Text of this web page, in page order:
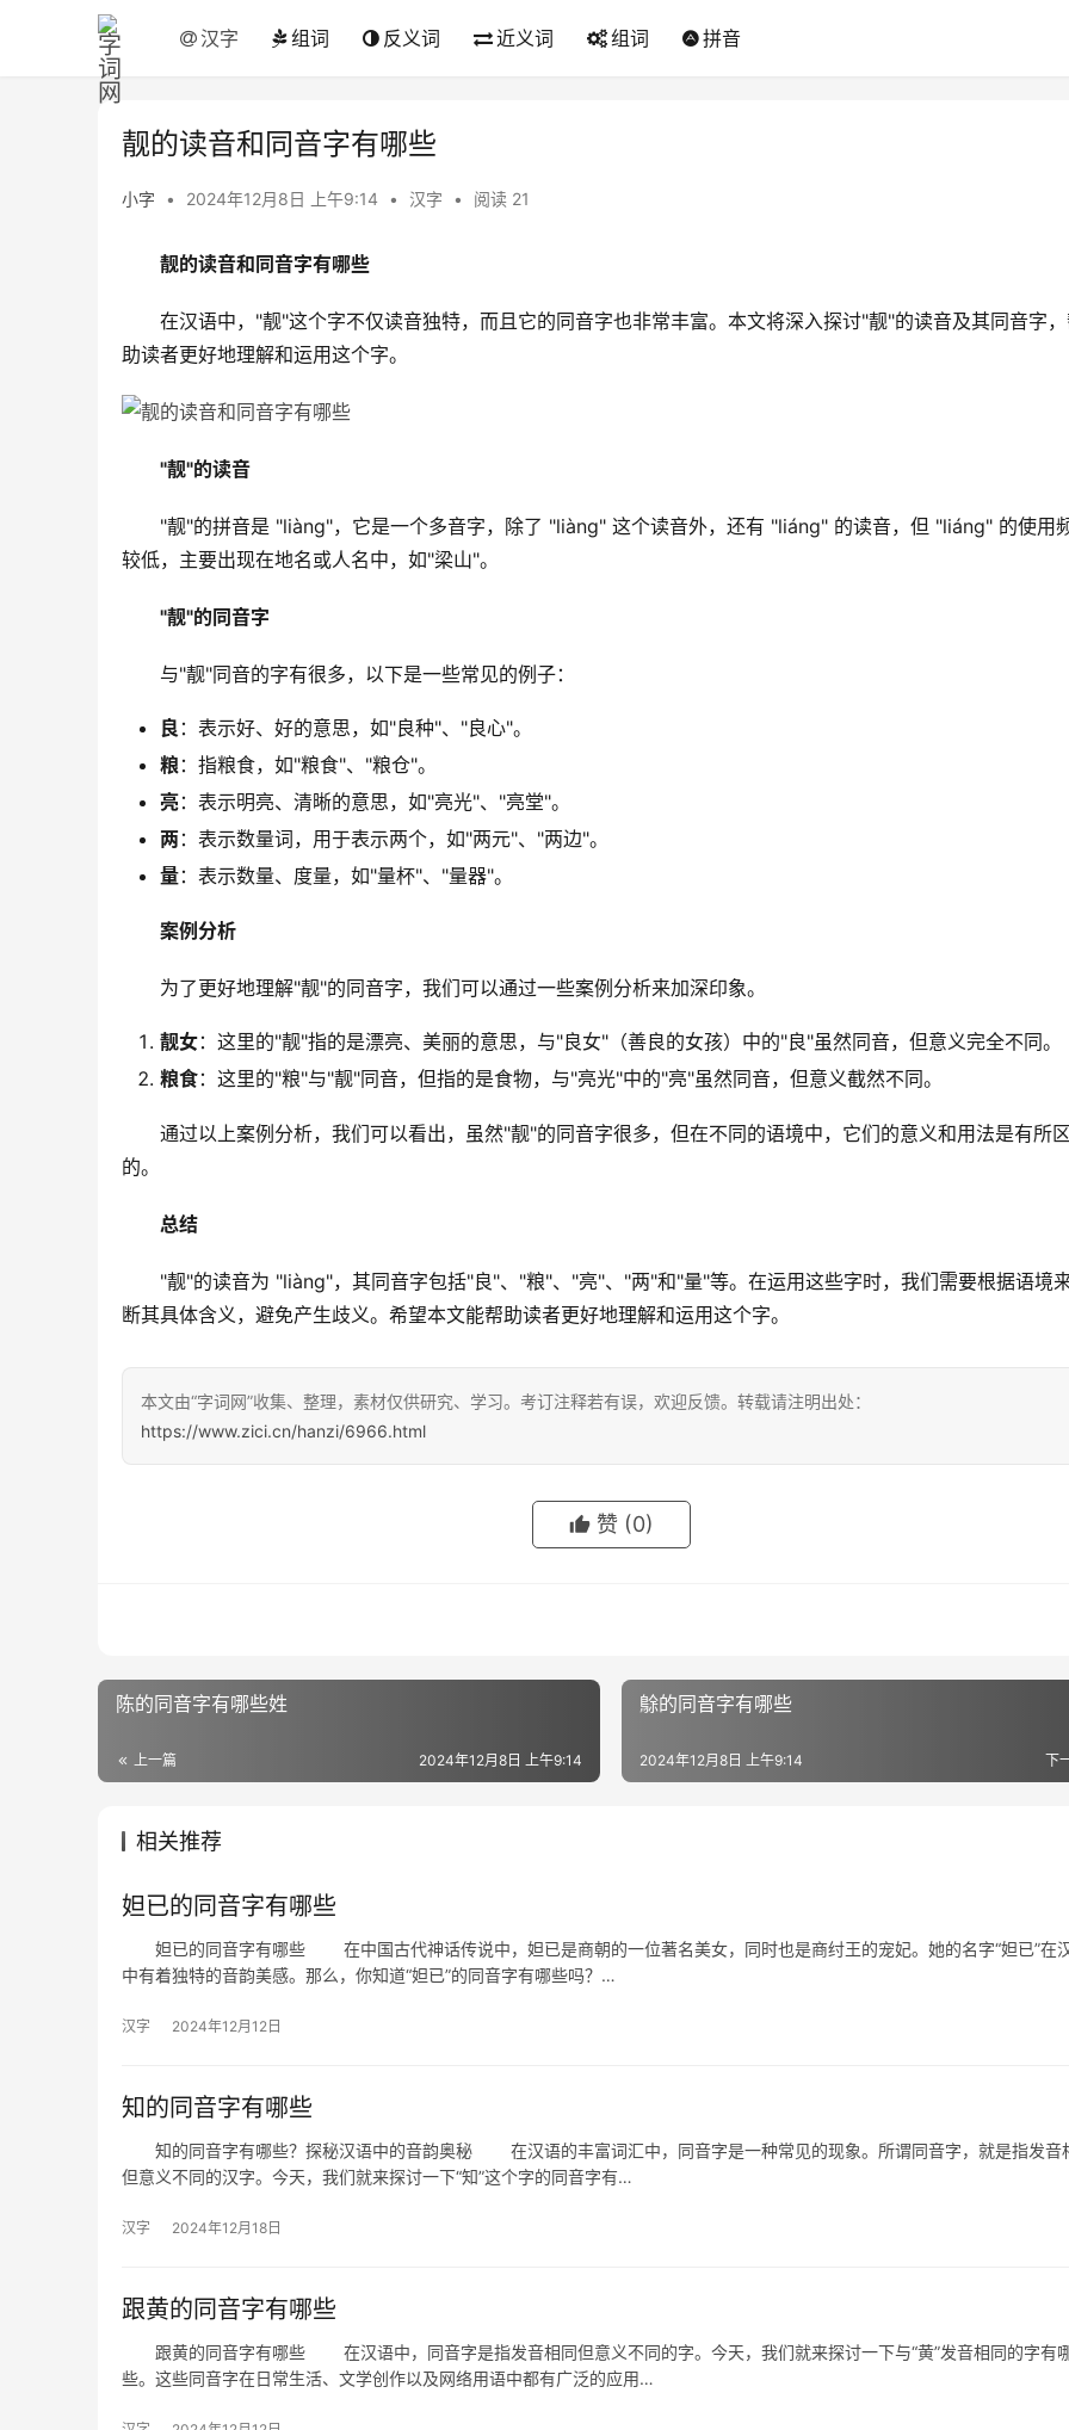
汉字 组词 反义词 近义词 组词 拼音
靓的读音和同音字有哪些
小字 • 2024年12月8日 上午9:14 • 汉字 • 阅读 21
靓的读音和同音字有哪些
在汉语中，"靓"这个字不仅读音独特，而且它的同音字也非常丰富。本文将深入探讨"靓"的读音及其同音字，
助读者更好地理解和运用这个字。
"靓"的读音
"靓"的拼音是 "liàng"，它是一个多音字，除了 "liàng" 这个读音外，还有 "liáng" 的读音，但 "liáng" 的使用
较低，主要出现在地名或人名中，如"梁山"。
"靓"的同音字
与"靓"同音的字有很多，以下是一些常见的例子：
良 ：表示好、好的意思，如"良种"、"良心"。
粮：指粮食，如"粮食"、"粮仓"。
亮：表示明亮、清晰的意思，如"亮光"、"亮堂"。
两：表示数量词，用于表示两个，如"两元"、"两边"。
量：表示数量、度量，如"量杯"、"量器"。
案例分析
为了更好地理解"靓"的同音字，我们可以通过一些案例分析来加深印象。
靓女：这里的"靓"指的是漂亮、美丽的意思，与"良女"（善良的女孩）中的"良"虽然同音，但意义完全不同。
粮食：这里的"粮"与"靓"同音，但指的是食物，与"亮光"中的"亮"虽然同音，但意义截然不同。
通过以上案例分析，我们可以看出，虽然"靓"的同音字很多，但在不同的语境中，它们的意义和用法是有所
的。
总结
"靓"的读音为 "liàng"，其同音字包括"良"、"粮"、"亮"、"两"和"量"等。在运用这些字时，我们需要根据语境
断其具体含义，避免产生歧义。希望本文能帮助读者更好地理解和运用这个字。
本文由“字词网”收集、整理，素材仅供研究、学习。考订注释若有误，欢迎反馈。转载请注明出处：
https://www.zici.cn/hanzi/6966.html
赞 (0)
陈的同音字有哪些姓
上一篇 2024年12月8日 上午9:14
鵌的同音字有哪些
下
2024年12月8日 上午9:14
相关推荐
妲已的同音字有哪些
妲已的同音字有哪些 在中国古代神话传说中，妲已是商朝的一位著名美女，同时也是商纣王的宠妃。她的名字“妲已”在
中有着独特的音韵美感。那么，你知道“妲已”的同音字有哪些吗？…
汉字 2024年12月12日
知的同音字有哪些
知的同音字有哪些？探秘汉语中的音韵奥秘 在汉语的丰富词汇中，同音字是一种常见的现象。所谓同音字，就是指发音
但意义不同的汉字。今天，我们就来探讨一下“知”这个字的同音字有…
汉字 2024年12月18日
跟黄的同音字有哪些
跟黄的同音字有哪些 在汉语中，同音字是指发音相同但意义不同的字。今天，我们就来探讨一下与“黄”发音相同的字有
些。这些同音字在日常生活、文学创作以及网络用语中都有广泛的应用…